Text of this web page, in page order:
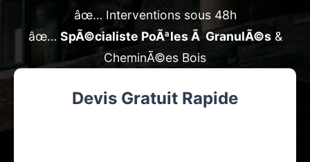
âœ… Interventions sous 48h
âœ… SpÃ©cialiste PoÃªles Ã GranulÃ©s&
CheminÃ©es Bois
Devis Gratuit Rapide